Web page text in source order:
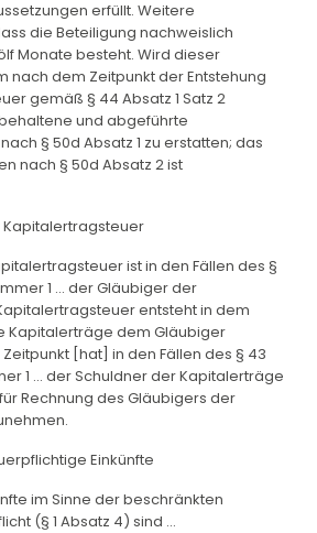
erfüllt. Weitere
die Beteiligung nachweislich
Monate besteht. Wird dieser
nach dem Zeitpunkt der Entstehung
gemäß § 44 Absatz 1 Satz 2
und abgeführte
§ 50d Absatz 1 zu erstatten; das
nach § 50d Absatz 2 ist
Kapitalertragsteuer
ist in den Fällen des §
1 ... der Gläubiger der
entsteht in dem
Kapitalerträge dem Gläubiger
[hat] in den Fällen des § 43
1 ... der Schuldner der Kapitalerträge
Rechnung des Gläubigers der
Einkünfte
im Sinne der beschränkten
(§ 1 Absatz 4) sind ...